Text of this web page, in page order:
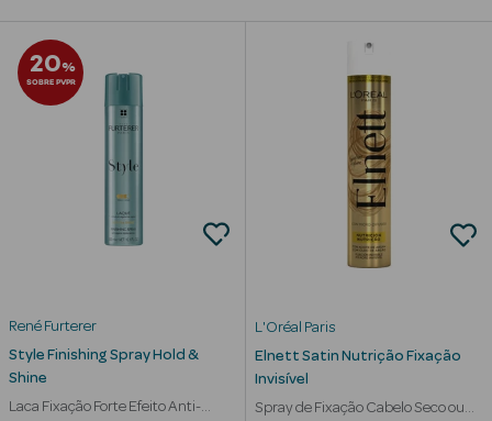
Beauty Season
Maquilhagem
Beauty Season
Nutricosmética
Beauty Season
Beauty Season
Solares
20%
SOBRE PVPR
René Furterer
Style Finishing Spray Hold &
Shine
Laca Fixação Forte Efeito Anti-
L'Oréal Paris
Elnett Satin Nutrição Fixação
Invisível
Spray de Fixação Cabelo Seco ou